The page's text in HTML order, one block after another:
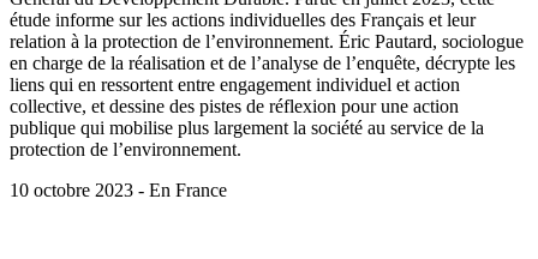
étude informe sur les actions individuelles des Français et leur
relation à la protection de l’environnement. Éric Pautard, sociologue
en charge de la réalisation et de l’analyse de l’enquête, décrypte les
liens qui en ressortent entre engagement individuel et action
collective, et dessine des pistes de réflexion pour une action
publique qui mobilise plus largement la société au service de la
protection de l’environnement.
10 octobre 2023 - En France